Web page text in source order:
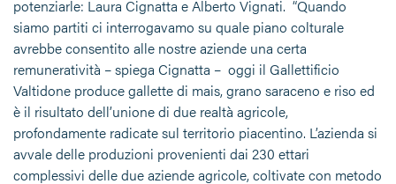
potenziarle: Laura Cignatta e Alberto Vignati. “Quando
siamo partiti ci interrogavamo su quale piano colturale
avrebbe consentito alle nostre aziende una certa
remuneratività – spiega Cignatta – oggi il Gallettificio
Valtidone produce gallette di mais, grano saraceno e riso ed
è il risultato dell’unione di due realtà agricole,
profondamente radicate sul territorio piacentino. L’azienda si
avvale delle produzioni provenienti dai 230 ettari
complessivi delle due aziende agricole, coltivate con metodo